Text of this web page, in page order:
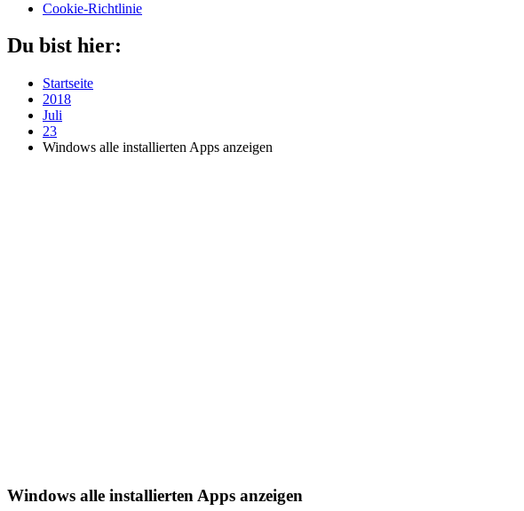
Cookie-Richtlinie
Du bist hier:
Startseite
2018
Juli
23
Windows alle installierten Apps anzeigen
Windows alle installierten Apps anzeigen